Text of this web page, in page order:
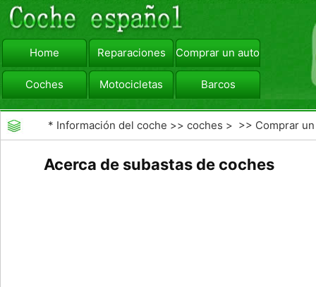
Home Reparaciones Comprar un automóvil
Coches Motocicletas Barcos
viajar Camiones
* Información del coche >>coches > >> Comprar un
Acerca de subastas de coches